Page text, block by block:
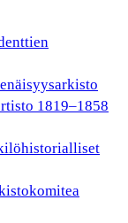
1819–1858